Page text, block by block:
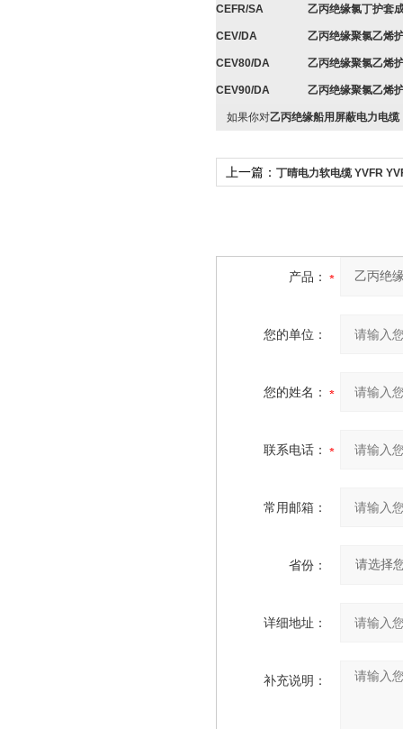
CEFR/SA 乙丙绝缘氯丁护套
CEV/DA 乙丙绝缘聚氯乙烯
CEV80/DA 乙丙绝缘聚氯乙烯
CEV90/DA 乙丙绝缘聚氯乙烯
如果你对乙丙绝缘船用屏蔽电力电
上一篇： 丁晴电力软电缆 YVFR
产品：
您的单位：
您的姓名：
联系电话：
常用邮箱：
省份：
详细地址：
补充说明：